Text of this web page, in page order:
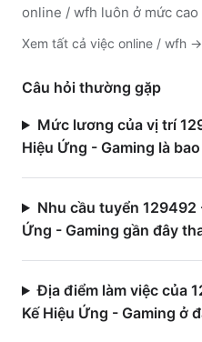
online / wfh luôn ở mức
Xem tất cả việc online / wfh →
Câu hỏi thường gặp
Mức lương của vị trí
Hiệu Ứng - Gaming là
Nhu cầu tuyển 129492
Ứng - Gaming gần đây
Địa điểm làm việc của
Kế Hiệu Ứng - Gaming ở